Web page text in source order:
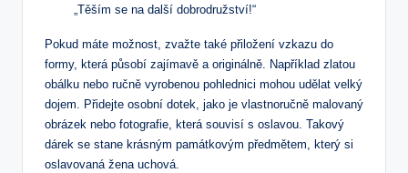
„Těším se na další dobrodružství!“
Pokud máte možnost, zvažte také přiložení vzkazu do
formy, která působí zajímavě a originálně. Například zlatou
obálku nebo ručně vyrobenou pohlednici mohou udělat velký
dojem. Přidejte osobní dotek, jako je vlastnoručně malovaný
obrázek nebo fotografie, která souvisí s oslavou. Takový
dárek se stane krásným památkovým předmětem, který si
oslavovaná žena uchová.